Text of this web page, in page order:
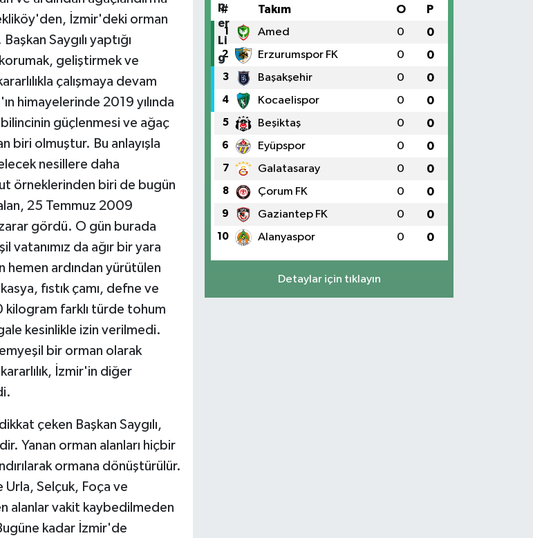
İzmir'deki orman
Saygılı yaptığı
geliştirmek ve
çalışmaya devam
himayelerinde 2019 yılında
güçlenmesi ve ağaç
biri olmuştur. Bu anlayışla
nesillere daha
örneklerinden biri de bugün
25 Temmuz 2009
gördü. O gün burada
da ağır bir yara
hemen ardından yürütülen
fıstık çamı, defne ve
kilogram farklı türde tohum
kesinlikle izin verilmedi.
bir orman olarak
İzmir'in diğer
çeken Başkan Saygılı,
Yanan orman alanları hiçbir
ormana dönüştürülür.
Urla, Selçuk, Foça ve
alanlar vakit kaybedilmeden
kadar İzmir'de
# Takım O P
1 Amed 0 0
2 Erzurumspor FK 0 0
3 Başakşehir 0 0
4 Kocaelispor 0 0
5 Beşiktaş 0 0
6 Eyüpspor 0 0
7 Galatasaray 0 0
8 Çorum FK 0 0
9 Gaziantep FK 0 0
10 Alanyaspor 0 0
Detaylar için tıklayın